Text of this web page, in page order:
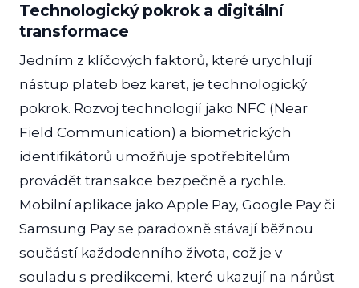
Technologický pokrok a digitální
transformace
Jedním z klíčových faktorů, které urychlují
nástup plateb bez karet, je technologický
pokrok. Rozvoj technologií jako NFC (Near
Field Communication) a biometrických
identifikátorů umožňuje spotřebitelům
provádět transakce bezpečně a rychle.
Mobilní aplikace jako Apple Pay, Google Pay či
Samsung Pay se paradoxně stávají běžnou
součástí každodenního života, což je v
souladu s predikcemi, které ukazují na nárůst